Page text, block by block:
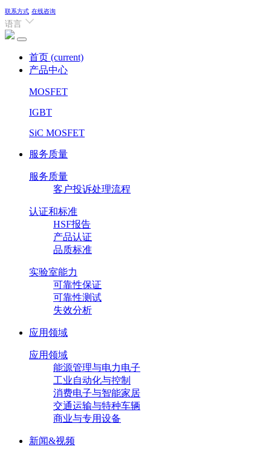
联系方式 在线咨询
语言
首页 (current)
产品中心
MOSFET
IGBT
SiC MOSFET
服务质量
服务质量
客户投诉处理流程
认证和标准
HSF报告
产品认证
品质标准
实验室能力
可靠性保证
可靠性测试
失效分析
应用领域
应用领域
能源管理与电力电子
工业自动化与控制
消费电子与智能家居
交通运输与特种车辆
商业与专用设备
新闻&视频